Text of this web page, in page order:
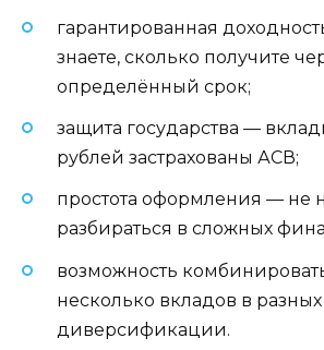
гарантированная
знаете, сколько получите
определённый срок;
защита государства —
рублей застрахованы АСВ;
простота оформления — не
разбираться в сложных
возможность
несколько вкладов в
диверсификации.